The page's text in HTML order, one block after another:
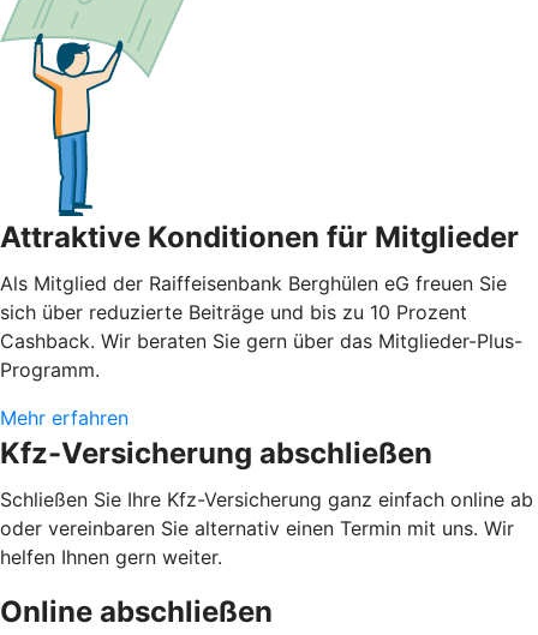
Attraktive Konditionen für Mitglieder
Als Mitglied der Raiffeisenbank Berghülen eG freuen Sie
sich über reduzierte Beiträge und bis zu 10 Prozent
Cashback. Wir beraten Sie gern über das Mitglieder-Plus-
Programm.
Mehr erfahren
Kfz-Versicherung abschließen
Schließen Sie Ihre Kfz-Versicherung ganz einfach online ab
oder vereinbaren Sie alternativ einen Termin mit uns. Wir
helfen Ihnen gern weiter.
Online abschließen